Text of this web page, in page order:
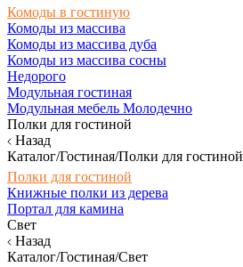
Комоды в гостиную
Комоды из массива
Комоды из массива дуба
Комоды из массива сосны
Недорого
Модульная гостиная
Модульная мебель Молодечно
Полки для гостиной
Назад
Каталог/Гостиная/Полки для гостиной
Полки для гостиной
Книжные полки из дерева
Портал для камина
Свет
Назад
Каталог/Гостиная/Свет